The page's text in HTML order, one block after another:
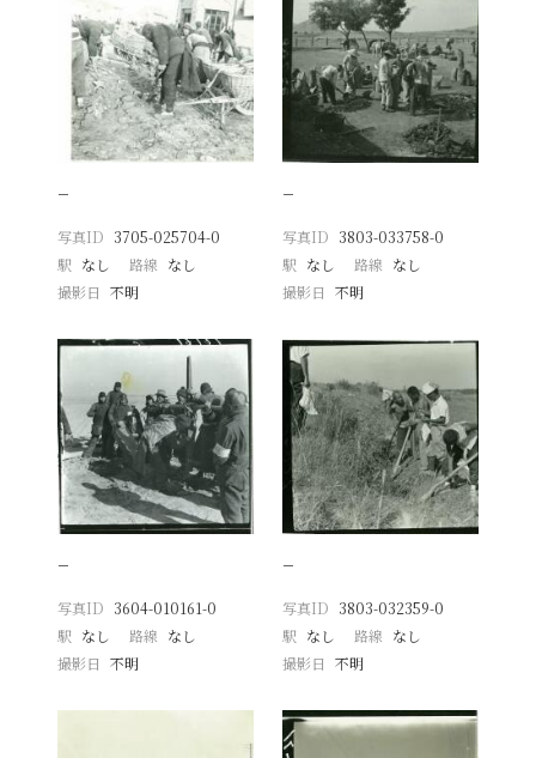
−
写真ID 3705-025704-0
駅 なし 路線 なし
撮影日
不明
−
写真ID 3803-033758-0
駅 なし 路線 なし
撮影日 不明
−
写真ID 3604-010161-0
駅 なし 路線 なし
撮影日
不明
−
写真ID 3803-032359-0
駅 なし 路線 なし
撮影日 不明